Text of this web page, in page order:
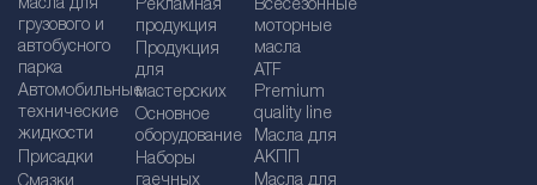
масла для
грузового и
автобусного
парка
Автомобильные
технические
жидкости
Присадки
Рекламная
продукция
Продукция
для
мастерских
Основное
оборудование
Наборы
гаечных
Bсесезонные
моторные
масла
ATF
Premium
quality line
Масла для
АКПП
Масла для